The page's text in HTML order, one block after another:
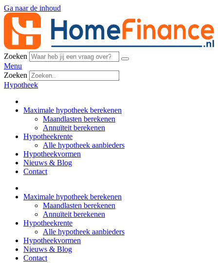
Ga naar de inhoud
Zoeken
Menu
Zoeken
Hypotheek
Maximale hypotheek berekenen
Maandlasten berekenen
Annuïteit berekenen
Hypotheekrente
Alle hypotheek aanbieders
Hypotheekvormen
Nieuws & Blog
Contact
Maximale hypotheek berekenen
Maandlasten berekenen
Annuïteit berekenen
Hypotheekrente
Alle hypotheek aanbieders
Hypotheekvormen
Nieuws & Blog
Contact